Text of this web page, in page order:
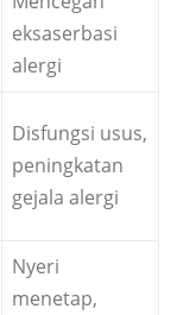
eksaserbasi
alergi
Disfungsi usus,
peningkatan
gejala alergi
Nyeri
menetap,